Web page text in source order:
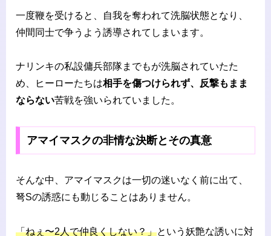
一度鞭を受けると、自我を奪われて洗脳状態となり、
仲間同士で争うよう誘導されてしまいます。
ナリンキの私設傭兵部隊までもが洗脳されていたた
め、ヒーローたちは相手を傷つけられず、反撃もまま
ならない苦戦を強いられていました。
アマイマスクの非情な決断とその真意
そんな中、アマイマスクは一切の迷いなく前に出て、
弩Sの誘惑にも動じることはありません。
「ねぇ〜2人で仲良くしない？」という妖艶な誘いに対